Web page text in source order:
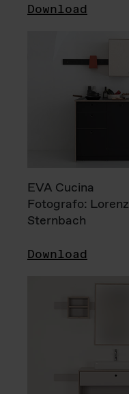
Download
EVA Cucina
Fotografo: Lorenz
Sternbach
Download